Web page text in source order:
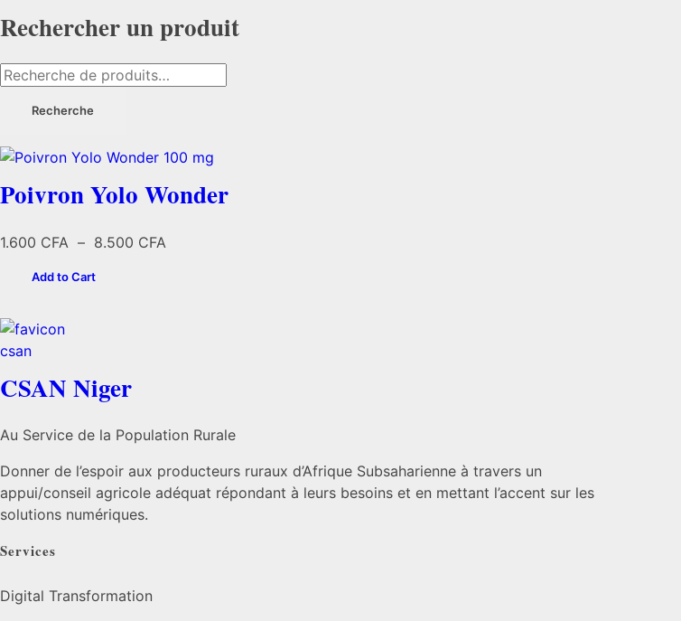
Rechercher un produit
Recherche
Recherche
Poivron Yolo Wonder
1.600 CFA – 8.500 CFA
Add to Cart
CSAN Niger
Au Service de la Population Rurale
Donner de l’espoir aux producteurs ruraux d’Afrique Subsaharienne à travers un
appui/conseil agricole adéquat répondant à leurs besoins et en mettant l’accent sur les
solutions numériques.
Services
Digital Transformation